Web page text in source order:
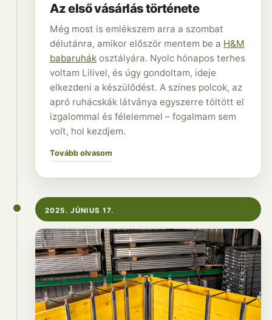
Az első vásárlás története
Még most is emlékszem arra a szombat
délutánra, amikor először mentem be a H&M
babaruhák osztályára. Nyolc hónapos terhes
voltam Lilivel, és úgy gondoltam, ideje
elkezdeni a készülődést. A színes polcok, az
apró ruhácskák látványa egyszerre töltött el
izgalommal és félelemmel – fogalmam sem
volt, hol kezdjem.
Tovább olvasom
2025. JÚNIUS 17.